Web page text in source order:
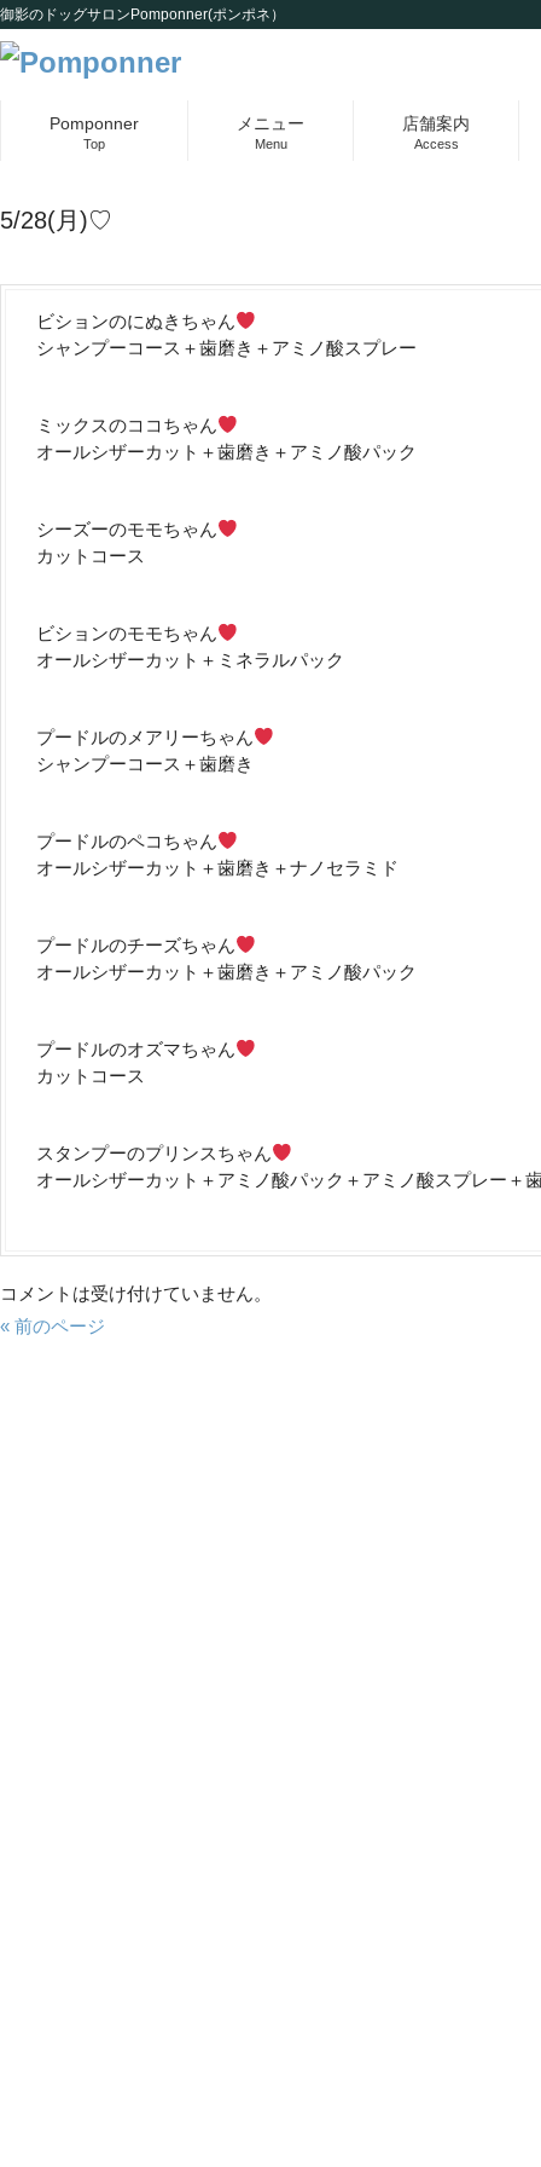
御影のドッグサロンPomponner(ポンポネ）
Pomponner
Top
メニュー
Menu
店舗案内
Access
5/28(月)♡
ビションのにぬきちゃん
シャンプーコース＋歯磨き＋アミノ酸スプレー
ミックスのココちゃん
オールシザーカット＋歯磨き＋アミノ酸パック
シーズーのモモちゃん
カットコース
ビションのモモちゃん
オールシザーカット＋ミネラルパック
プードルのメアリーちゃん
シャンプーコース＋歯磨き
プードルのペコちゃん
オールシザーカット＋歯磨き＋ナノセラミド
プードルのチーズちゃん
オールシザーカット＋歯磨き＋アミノ酸パック
プードルのオズマちゃん
カットコース
スタンプーのプリンスちゃん
オールシザーカット＋アミノ酸パック＋アミノ酸スプレー＋
コメントは受け付けていません。
« 前のページ